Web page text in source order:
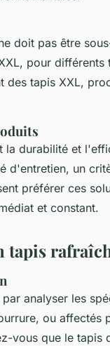
doit pas être
pour différents
des tapis XXL,
la durabilité et
d'entretien, un
préférer ces
et constant.
tapis
analyser les
ou affectés
vous que le tapis